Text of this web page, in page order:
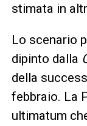
stimata in
Lo scenario
dipinto dalla
della
febbraio. La
ultimatum